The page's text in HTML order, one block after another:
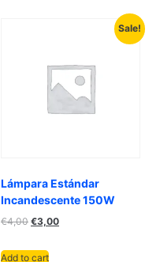
Sale!
Lámpara Estándar
Incandescente 150W
€4,00 €3,00
Add to cart